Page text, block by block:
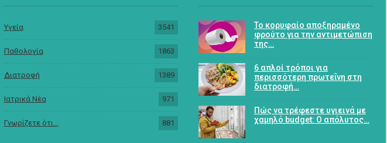
Υγεία 3541
Παθολογία 1863
Διατροφή 1389
Ιατρικά Νέα 971
Γνωρίζετε ότι... 881
Το κορυφαίο αποξηραμένο
φρούτο για την αντιμετώπιση
της…
6 απλοί τρόποι για
περισσότερη πρωτεΐνη στη
διατροφή…
Πώς να τρέφεστε υγιεινά με
χαμηλό budget: Ο απόλυτος…